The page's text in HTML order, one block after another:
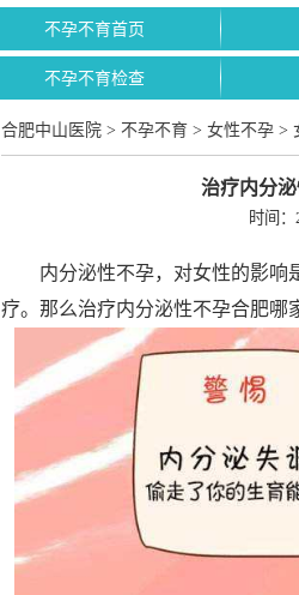
不孕不育首页
不孕不育检查
合肥中山医院 > 不孕不育 >女性不孕 >
治疗内分
时间：
内分泌性不孕，对女性的影响
疗。那么治疗内分泌性不孕合肥哪